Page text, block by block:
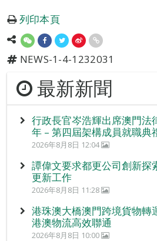
列印本頁
NEWS-1-4-1232031
最新新聞
行政長官岑浩輝出席澳門法
年 – 第四屆架構成員就職典
2026年8月8日 12:04
譚偉文要求都更公司創新探
更新工作
2026年8月8日 11:28
港珠澳大橋澳門跨境貨物轉
港澳物流高效聯通
2026年8月8日 10:00